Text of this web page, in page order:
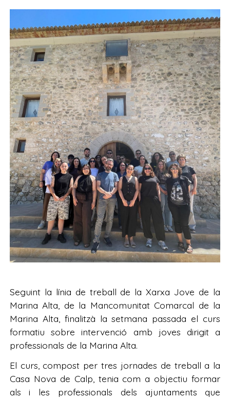
Seguint la línia de treball de la Xarxa Jove de la
Marina Alta, de la Mancomunitat Comarcal de la
Marina Alta, finalitzà la setmana passada el curs
formatiu sobre intervenció amb joves dirigit a
professionals de la Marina Alta.
El curs, compost per tres jornades de treball a la
Casa Nova de Calp, tenia com a objectiu formar
als i les professionals dels ajuntaments que